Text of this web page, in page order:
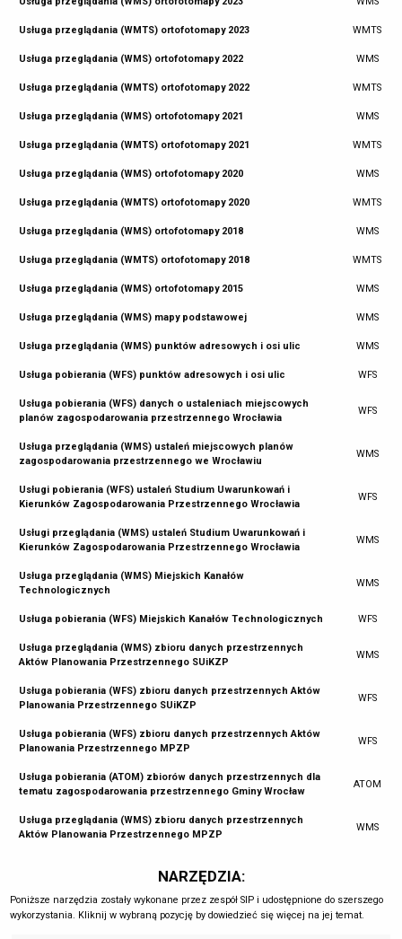
Usługa przeglądania (WMTS) ortofotomapy 2023 WMTS
Usługa przeglądania (WMS) ortofotomapy 2022 WMS
Usługa przeglądania (WMTS) ortofotomapy 2022 WMTS
Usługa przeglądania (WMS) ortofotomapy 2021 WMS
Usługa przeglądania (WMTS) ortofotomapy 2021 WMTS
Usługa przeglądania (WMS) ortofotomapy 2020 WMS
Usługa przeglądania (WMTS) ortofotomapy 2020 WMTS
Usługa przeglądania (WMS) ortofotomapy 2018 WMS
Usługa przeglądania (WMTS) ortofotomapy 2018 WMTS
Usługa przeglądania (WMS) ortofotomapy 2015 WMS
Usługa przeglądania (WMS) mapy podstawowej WMS
Usługa przeglądania (WMS) punktów adresowych i osi ulic WMS
Usługa pobierania (WFS) punktów adresowych i osi ulic WFS
Usługa pobierania (WFS) danych o ustaleniach miejscowych
planów zagospodarowania przestrzennego Wrocławia
WFS
Usługa przeglądania (WMS) ustaleń miejscowych planów
zagospodarowania przestrzennego we Wrocławiu
WMS
Usługi pobierania (WFS) ustaleń Studium Uwarunkowań i
Kierunków Zagospodarowania Przestrzennego Wrocławia
WFS
Usługi przeglądania (WMS) ustaleń Studium Uwarunkowań i
Kierunków Zagospodarowania Przestrzennego Wrocławia
WMS
Usługa przeglądania (WMS) Miejskich Kanałów
Technologicznych
WMS
Usługa pobierania (WFS) Miejskich Kanałów Technologicznych WFS
Usługa przeglądania (WMS) zbioru danych przestrzennych
Aktów Planowania Przestrzennego SUiKZP
WMS
Usługa pobierania (WFS) zbioru danych przestrzennych Aktów
Planowania Przestrzennego SUiKZP
WFS
Usługa pobierania (WFS) zbioru danych przestrzennych Aktów
Planowania Przestrzennego MPZP
WFS
Usługa pobierania (ATOM) zbiorów danych przestrzennych dla
tematu zagospodarowania przestrzennego Gminy Wrocław
ATOM
Usługa przeglądania (WMS) zbioru danych przestrzennych
Aktów Planowania Przestrzennego MPZP
WMS
NARZĘDZIA:
Poniższe narzędzia zostały wykonane przez zespół SIP i udostępnione do szerszego
wykorzystania. Kliknij w wybraną pozycję by dowiedzieć się więcej na jej temat.